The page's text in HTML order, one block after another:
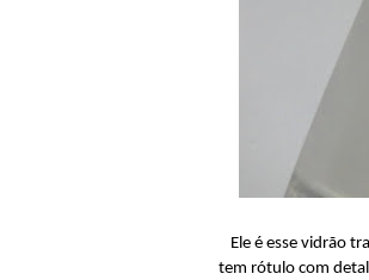
Ele é esse vidrão
tem rótulo com